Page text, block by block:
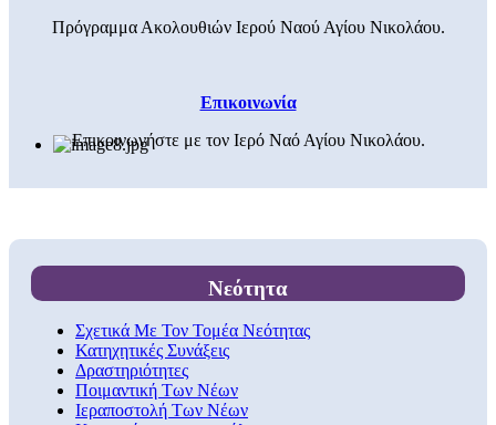
Πρόγραμμα Ακολουθιών Ιερού Ναού Αγίου Νικολάου.
Επικοινωνία
Επικοινωνήστε με τον Ιερό Ναό Αγίου Νικολάου.
Νεότητα
Σχετικά Με Τον Τομέα Νεότητας
Κατηχητικές Συνάξεις
Δραστηριότητες
Ποιμαντική Των Νέων
Ιεραποστολή Των Νέων